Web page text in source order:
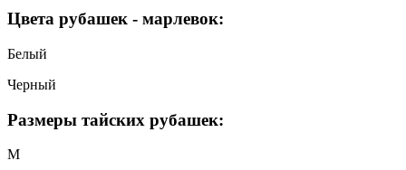
Цвета рубашек - марлевок:
Белый
Черный
Размеры тайских рубашек:
M